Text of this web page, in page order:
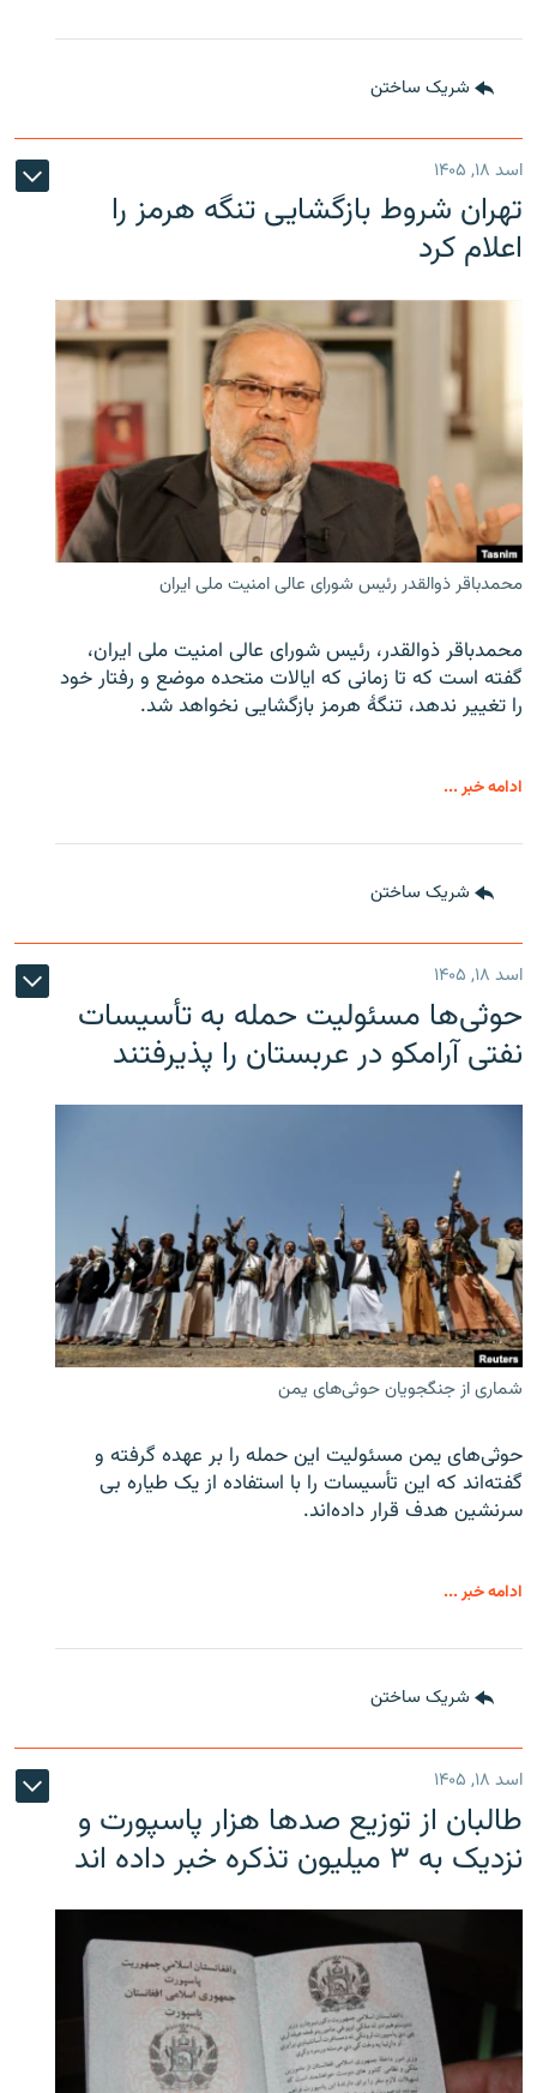
شریک ساختن
اسد ۱۸, ۱۴۰۵
تهران شروط بازگشایی تنگه هرمز را
اعلام کرد
محمدباقر ذوالقدر رئیس شورای عالی امنیت ملی ایران
محمدباقر ذوالقدر، رئیس شورای عالی امنیت ملی ایران،
گفته است که تا زمانی که ایالات متحده موضع و رفتار خود
را تغییر ندهد، تنگهٔ هرمز بازگشایی نخواهد شد.
ادامه خبر ...
شریک ساختن
اسد ۱۸, ۱۴۰۵
حوثی‌ها مسئولیت حمله به تأسیسات
نفتی آرامکو در عربستان را پذیرفتند
شماری از جنگجویان حوثی‌های یمن
حوثی‌های یمن مسئولیت این حمله را بر عهده گرفته و
گفته‌اند که این تأسیسات را با استفاده از یک طیاره بی
سرنشین هدف قرار داده‌اند.
ادامه خبر ...
شریک ساختن
اسد ۱۸, ۱۴۰۵
طالبان از توزیع صدها هزار پاسپورت و
نزدیک به ۳ میلیون تذکره خبر داده اند